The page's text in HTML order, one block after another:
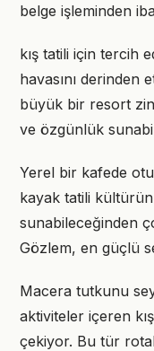
belge işleminden
kış tatili için tercih
havasını derinden
büyük bir resort
ve özgünlük
Yerel bir kafede
kayak tatili
sunabileceğinden
Gözlem, en güçlü
Macera tutkunu
aktiviteler içeren
çekiyor. Bu tür